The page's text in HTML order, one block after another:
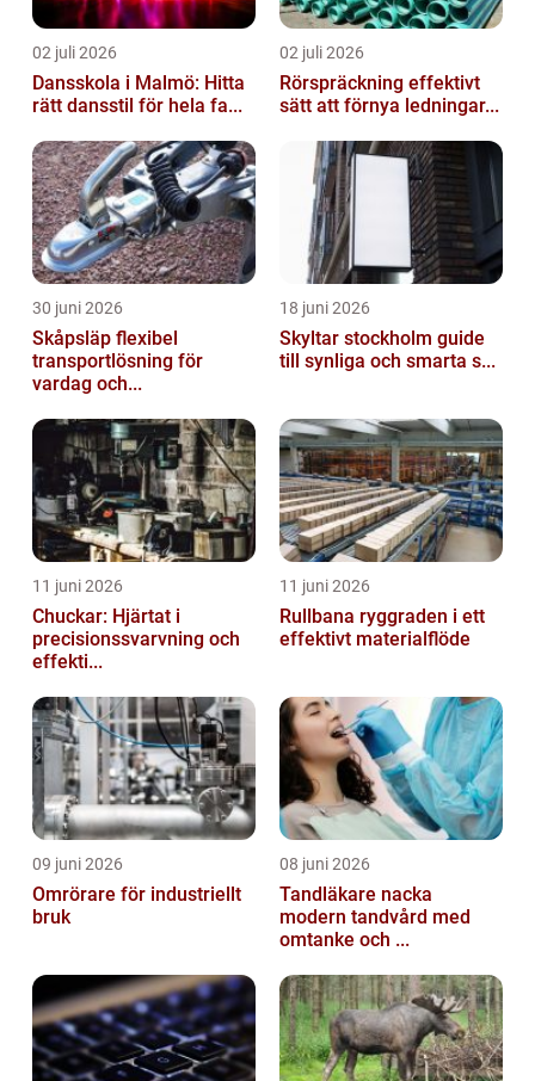
02 juli 2026
Dansskola i Malmö: Hitta
rätt dansstil för hela fa...
02 juli 2026
Rörspräckning effektivt
sätt att förnya ledningar...
30 juni 2026
Skåpsläp flexibel
transportlösning för
vardag och...
18 juni 2026
Skyltar stockholm guide
till synliga och smarta s...
11 juni 2026
Chuckar: Hjärtat i
precisionssvarvning och
effekti...
11 juni 2026
Rullbana ryggraden i ett
effektivt materialflöde
09 juni 2026
Omrörare för industriellt
bruk
08 juni 2026
Tandläkare nacka
modern tandvård med
omtanke och ...